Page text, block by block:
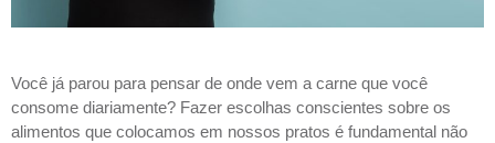
Você já parou para pensar de onde vem a carne que você
consome diariamente? Fazer escolhas conscientes sobre os
alimentos que colocamos em nossos pratos é fundamental não